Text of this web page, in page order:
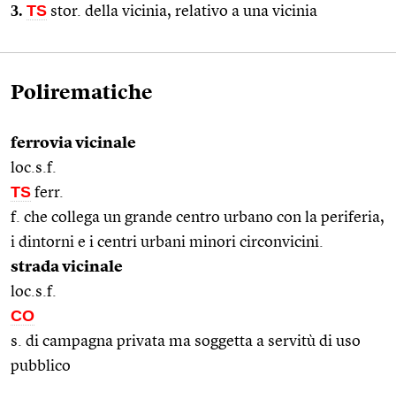
3. TS stor. della vicinia, relativo a una vicinia
Polirematiche
ferrovia vicinale
loc.s.f.
TS ferr.
f. che collega un grande centro urbano con la periferia,
i dintorni e i centri urbani minori circonvicini.
strada vicinale
loc.s.f.
CO
s. di campagna privata ma soggetta a servitù di uso
pubblico